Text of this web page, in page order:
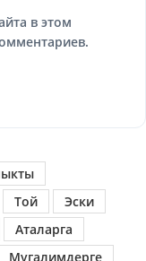
в этом
Той
Эски
Аталарга
Мугалимдерге